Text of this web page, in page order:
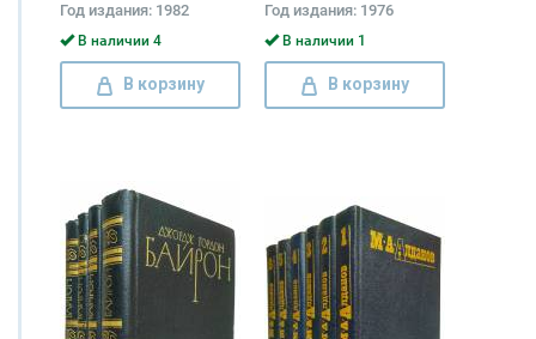
Год издания: 1982
В наличии 4
В корзину
(комплект) Дмитрий
Еремин
Год издания: 1976
В наличии 1
В корзину